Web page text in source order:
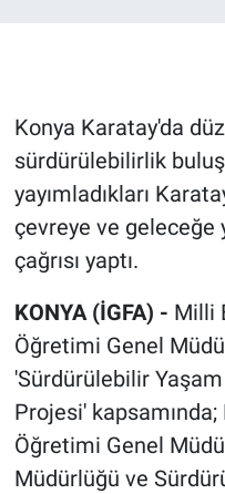
Konya Karatay'da
sürdürülebilirlik
yayımladıkları
çevreye ve
çağrısı yaptı.
KONYA (İGFA) - Milli
Öğretimi Genel
'Sürdürülebilir
Projesi'
Öğretimi Genel
Müdürlüğü ve